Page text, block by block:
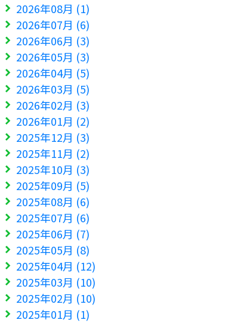
2026年08月 (1)
2026年07月 (6)
2026年06月 (3)
2026年05月 (3)
2026年04月 (5)
2026年03月 (5)
2026年02月 (3)
2026年01月 (2)
2025年12月 (3)
2025年11月 (2)
2025年10月 (3)
2025年09月 (5)
2025年08月 (6)
2025年07月 (6)
2025年06月 (7)
2025年05月 (8)
2025年04月 (12)
2025年03月 (10)
2025年02月 (10)
2025年01月 (1)